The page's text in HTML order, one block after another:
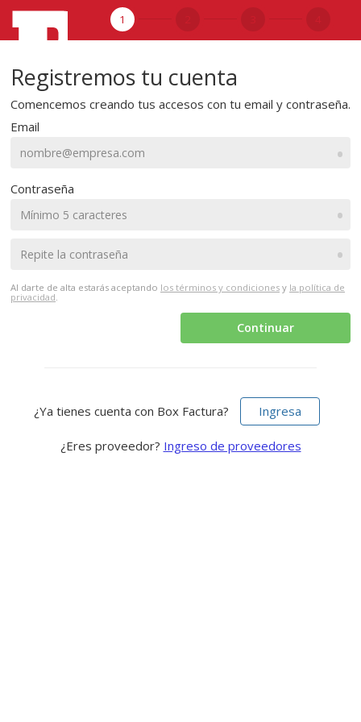
Registremos tu cuenta
Comencemos creando tus accesos con tu email y contraseña.
Email
•
Contraseña
•
•
Al darte de alta estarás aceptando los términos y condiciones y la política de
privacidad.
Continuar
¿Ya tienes cuenta con Box Factura? Ingresa
¿Eres proveedor? Ingreso de proveedores
1